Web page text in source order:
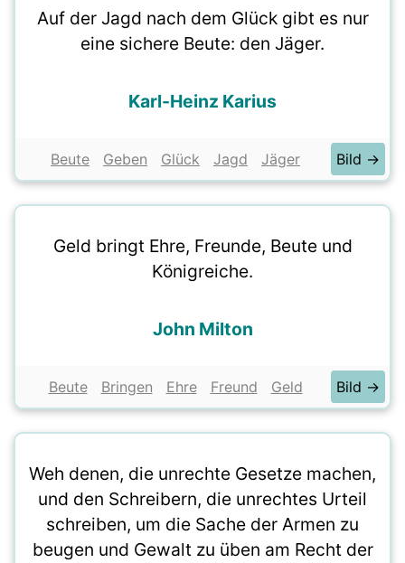
Auf der Jagd nach dem Glück gibt es nur
eine sichere Beute: den Jäger.
Karl-Heinz Karius
Beute Geben Glück Jagd Jäger Bild →
Geld bringt Ehre, Freunde, Beute und
Königreiche.
John Milton
Beute Bringen Ehre Freund Geld Bild →
Weh denen, die unrechte Gesetze machen,
und den Schreibern, die unrechtes Urteil
schreiben, um die Sache der Armen zu
beugen und Gewalt zu üben am Recht der